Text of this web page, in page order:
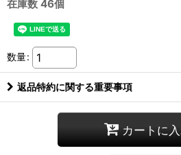
在庫数 46個
数量:
返品特約に関する重要事項
カートに